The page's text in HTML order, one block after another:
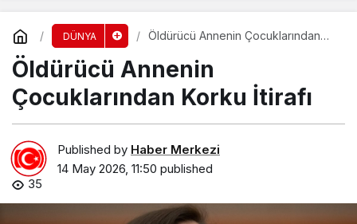
DÜNYA
Öldürücü Annenin Çocuklarından
Öldürücü Annenin
Çocuklarından Korku İtirafı
Published by Haber Merkezi
14 May 2026, 11:50 published
35